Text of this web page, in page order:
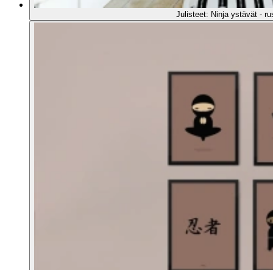
Julisteet: Ninja ystävät -